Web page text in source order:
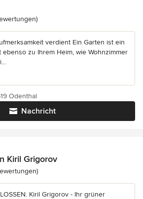
4.5 von 5 Sternen
verdient Ein Garten ist ein
ebenso zu Ihrem Heim, wie Wohnzimmer
Nachricht
Odenthal
Kiril Grigorov
5 von 5 Sternen
Kiril Grigorov - Ihr grüner